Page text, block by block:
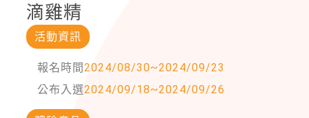
滴雞精
活動資訊
報名時間2024/08/30~2024/09/23
公布入選2024/09/18~2024/09/26